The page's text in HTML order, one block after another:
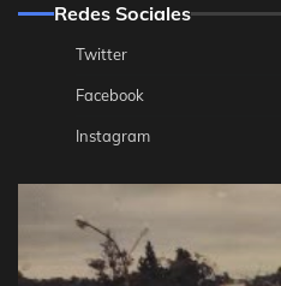
Redes Sociales
Twitter
Facebook
Instagram